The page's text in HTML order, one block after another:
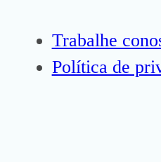
Trabalhe
Política de